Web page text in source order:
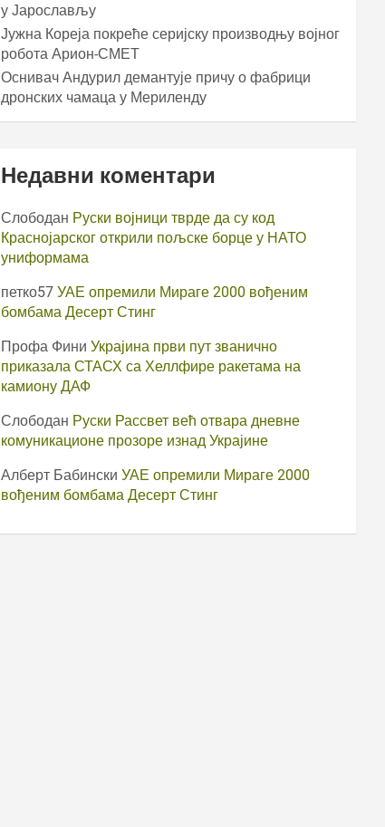
у Јарослављу
Јужна Кореја покреће серијску производњу војног
робота Арион-СМЕТ
Оснивач Андурил демантује причу о фабрици
дронских чамаца у Мериленду
Недавни коментари
Слободан Руски војници тврде да су код
Краснојарског открили пољске борце у НАТО
униформама
петко57 УАЕ опремили Мираге 2000 вођеним
бомбама Десерт Стинг
Профа Фини Украјина први пут званично
приказала СТАСХ са Хеллфире ракетама на
камиону ДАФ
Слободан Руски Рассвет већ отвара дневне
комуникационе прозоре изнад Украјине
Алберт Бабински УАЕ опремили Мираге 2000
вођеним бомбама Десерт Стинг